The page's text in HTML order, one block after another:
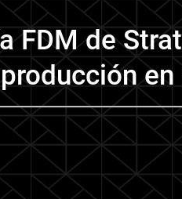
FDM de